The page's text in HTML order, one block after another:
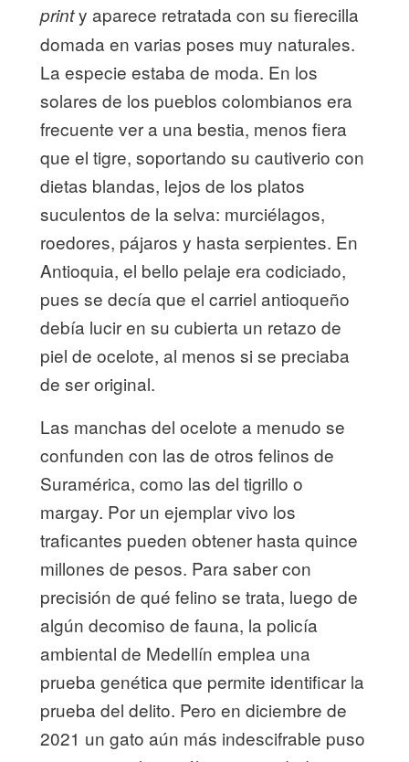
printy aparece retratada con su fierecilla
domada en varias poses muy naturales.
La especie estaba de moda. En los
solares de los pueblos colombianos era
frecuente ver a una bestia, menos fiera
que el tigre, soportando su cautiverio con
dietas blandas, lejos de los platos
suculentos de la selva: murciélagos,
roedores, pájaros y hasta serpientes. En
Antioquia, el bello pelaje era codiciado,
pues se decía que el carriel antioqueño
debía lucir en su cubierta un retazo de
piel de ocelote, al menos si se preciaba
de ser original.
Las manchas del ocelote a menudo se
confunden con las de otros felinos de
Suramérica, como las del tigrillo o
margay. Por un ejemplar vivo los
traficantes pueden obtener hasta quince
millones de pesos. Para saber con
precisión de qué felino se trata, luego de
algún decomiso de fauna, la policía
ambiental de Medellín emplea una
prueba genética que permite identificar la
prueba del delito. Pero en diciembre de
2021 un gato aún más indescifrable puso